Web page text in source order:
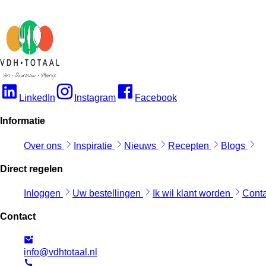
LinkedIn Instagram Facebook
Informatie
Over ons Inspiratie Nieuws Recepten Blogs
Direct regelen
Inloggen Uw bestellingen Ik wil klant worden
Contact
info@vdhtotaal.nl